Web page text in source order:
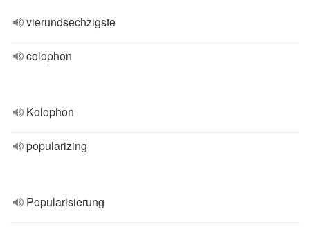
vierundsechzigste
colophon
Kolophon
popularizing
Popularisierung